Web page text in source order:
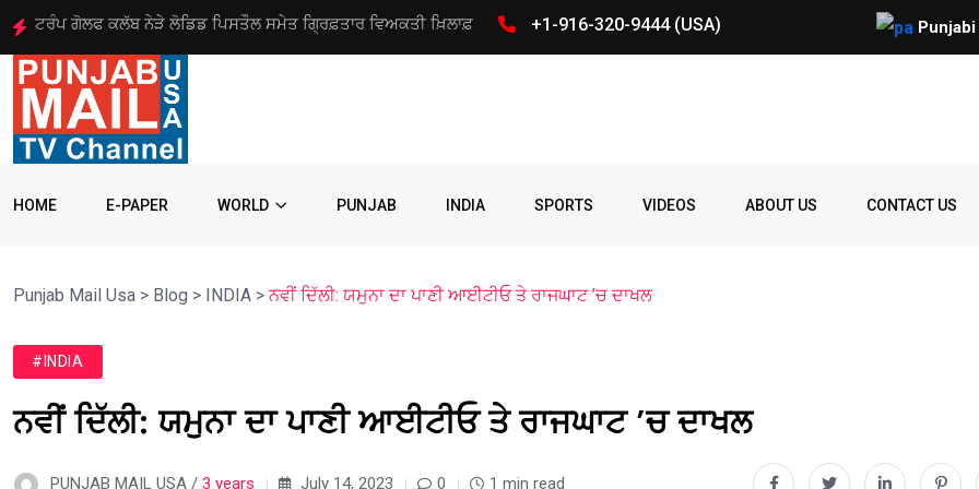
ਅਮਰੀਕਾ ਵੱਲੋਂ ਨਸ਼ਾ ਤਸਕਰੀ ਗਿਰੋਹ ਦੇ 8 ਆਗੂਆਂ ‘ਤੇ 10 ਕੋਵਿਡ-19 ਬਾਰੇ ਰਾਬਰਟ ਐੱਫ.
+1-916-320-9444 (USA) Punjabi
HOME E-PAPER WORLD PUNJAB INDIA SPORTS VIDEOS ABOUT US CONTACT US
Ohio Parade Party Police prize Student
Punjab Mail Usa > Blog > INDIA >ਨਵੀਂ ਦਿੱਲੀ: ਯਮੁਨਾ ਦਾ ਪਾਣੀ ਆਈਟੀਓ ਤੇ ਰਾਜਘਾਟ ’ਚ ਦਾਖਲ
#INDIA
ਨਵੀਂ ਦਿੱਲੀ: ਯਮੁਨਾ ਦਾ ਪਾਣੀ ਆਈਟੀਓ ਤੇ ਰਾਜਘਾਟ ’ਚ ਦਾਖਲ
PUNJAB MAIL USA / 3 years July 14, 2023 0 1 min read